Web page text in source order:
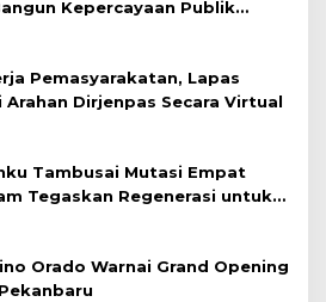
Kepercayaan Publik
Pemasyarakatan, Lapas
Dirjenpas Secara Virtual
Tambusai Mutasi Empat
Tegaskan Regenerasi untuk
Orado Warnai Grand Opening